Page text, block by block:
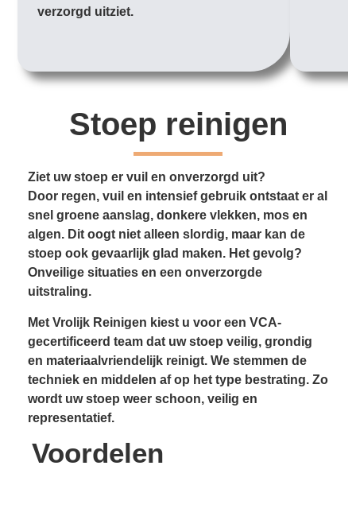
verzorgd uitziet.
Stoep reinigen
Ziet uw stoep er vuil en onverzorgd uit?
Door regen, vuil en intensief gebruik ontstaat er al
snel groene aanslag, donkere vlekken, mos en
algen. Dit oogt niet alleen slordig, maar kan de
stoep ook gevaarlijk glad maken. Het gevolg?
Onveilige situaties en een onverzorgde
uitstraling.
Met Vrolijk Reinigen kiest u voor een VCA-
gecertificeerd team dat uw stoep veilig, grondig
en materiaalvriendelijk reinigt. We stemmen de
techniek en middelen af op het type bestrating. Zo
wordt uw stoep weer schoon, veilig en
representatief.
Voordelen